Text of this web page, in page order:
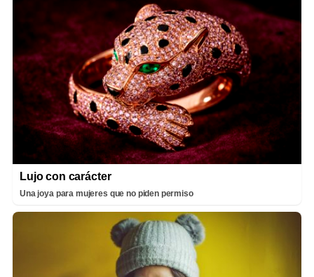
Lujo con carácter
Una joya para mujeres que no piden permiso